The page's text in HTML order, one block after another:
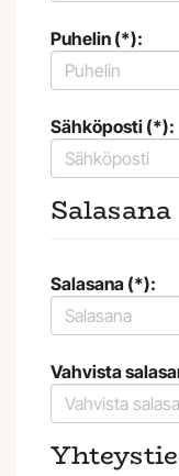
Puhelin (*):
Sähköposti (*):
Salasana
Salasana (*):
Vahvista